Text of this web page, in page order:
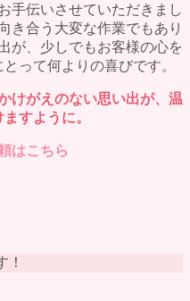
手伝いさせていただきまし
き合う大変な作業でもあり
が、少しでもお客様の心を
って何よりの喜びです。
けがえのない思い出が、温
すように。
はこちら
！